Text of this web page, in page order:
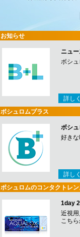
お知らせ
ニュ
ボシュ
詳し
ボシュロムプラス
ボシ
好きな
詳し
ボシュロムのコンタクトレ
1day
近視
こちら